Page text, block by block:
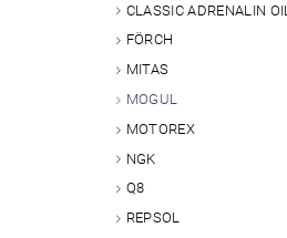
CLASSIC ADRENALIN OIL
FÖRCH
MITAS
MOGUL
MOTOREX
NGK
Q8
REPSOL